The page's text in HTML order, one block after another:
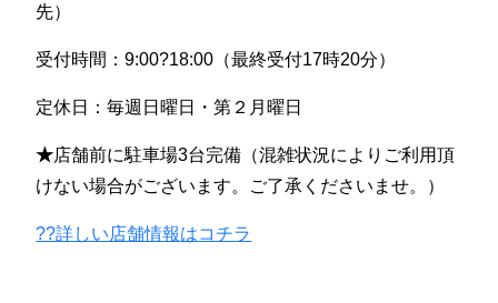
先）
受付時間：9:00?18:00（最終受付17時20分）
定休日：毎週日曜日・第２月曜日
★店舗前に駐車場3台完備（混雑状況によりご利用頂
けない場合がございます。ご了承くださいませ。）
??詳しい店舗情報はコチラ